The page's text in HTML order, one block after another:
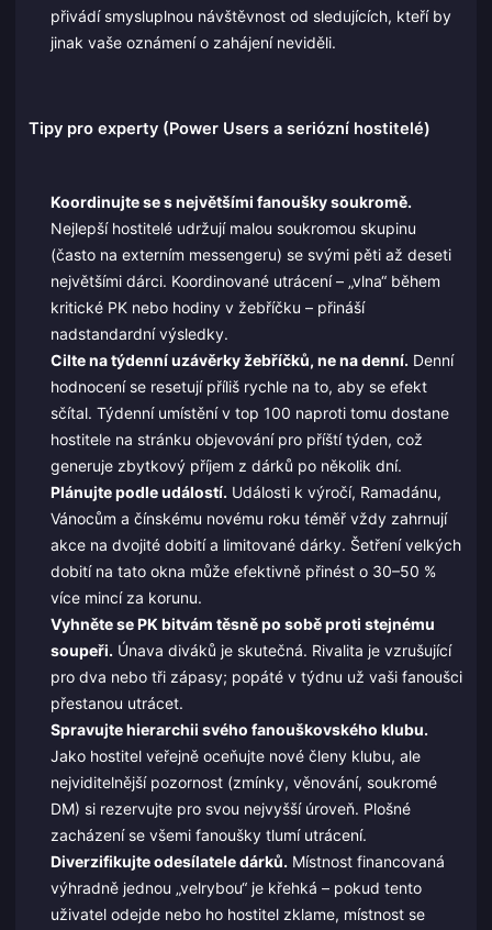
přivádí smysluplnou návštěvnost od sledujících, kteří by
jinak vaše oznámení o zahájení neviděli.
Tipy pro experty (Power Users a seriózní hostitelé)
Koordinujte se s největšími fanoušky soukromě.
Nejlepší hostitelé udržují malou soukromou skupinu
(často na externím messengeru) se svými pěti až deseti
největšími dárci. Koordinované utrácení – „vlna“ během
kritické PK nebo hodiny v žebříčku – přináší
nadstandardní výsledky.
Cilte na týdenní uzávěrky žebříčků, ne na denní. Denní
hodnocení se resetují příliš rychle na to, aby se efekt
sčítal. Týdenní umístění v top 100 naproti tomu dostane
hostitele na stránku objevování pro příští týden, což
generuje zbytkový příjem z dárků po několik dní.
Plánujte podle událostí. Události k výročí, Ramadánu,
Vánocům a čínskému novému roku téměř vždy zahrnují
akce na dvojité dobití a limitované dárky. Šetření velkých
dobití na tato okna může efektivně přinést o 30–50 %
více mincí za korunu.
Vyhněte se PK bitvám těsně po sobě proti stejnému
soupeři. Únava diváků je skutečná. Rivalita je vzrušující
pro dva nebo tři zápasy; popáté v týdnu už vaši fanoušci
přestanou utrácet.
Spravujte hierarchii svého fanouškovského klubu.
Jako hostitel veřejně oceňujte nové členy klubu, ale
nejviditelnější pozornost (zmínky, věnování, soukromé
DM) si rezervujte pro svou nejvyšší úroveň. Plošné
zacházení se všemi fanoušky tlumí utrácení.
Diverzifikujte odesílatele dárků. Místnost financovaná
výhradně jednou „velrybou“ je křehká – pokud tento
uživatel odejde nebo ho hostitel zklame, místnost se